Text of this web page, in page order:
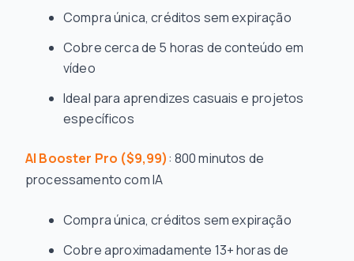
Compra única, créditos sem expiração
Cobre cerca de 5 horas de conteúdo em
vídeo
Ideal para aprendizes casuais e projetos
específicos
AI Booster Pro ($9,99): 800 minutos de
processamento com IA
Compra única, créditos sem expiração
Cobre aproximadamente 13+ horas de